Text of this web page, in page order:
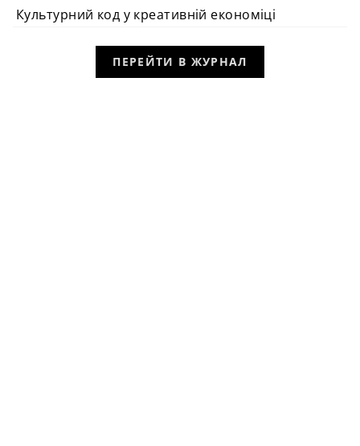
Культурний код у креативній економіці
ПЕРЕЙТИ В ЖУРНАЛ